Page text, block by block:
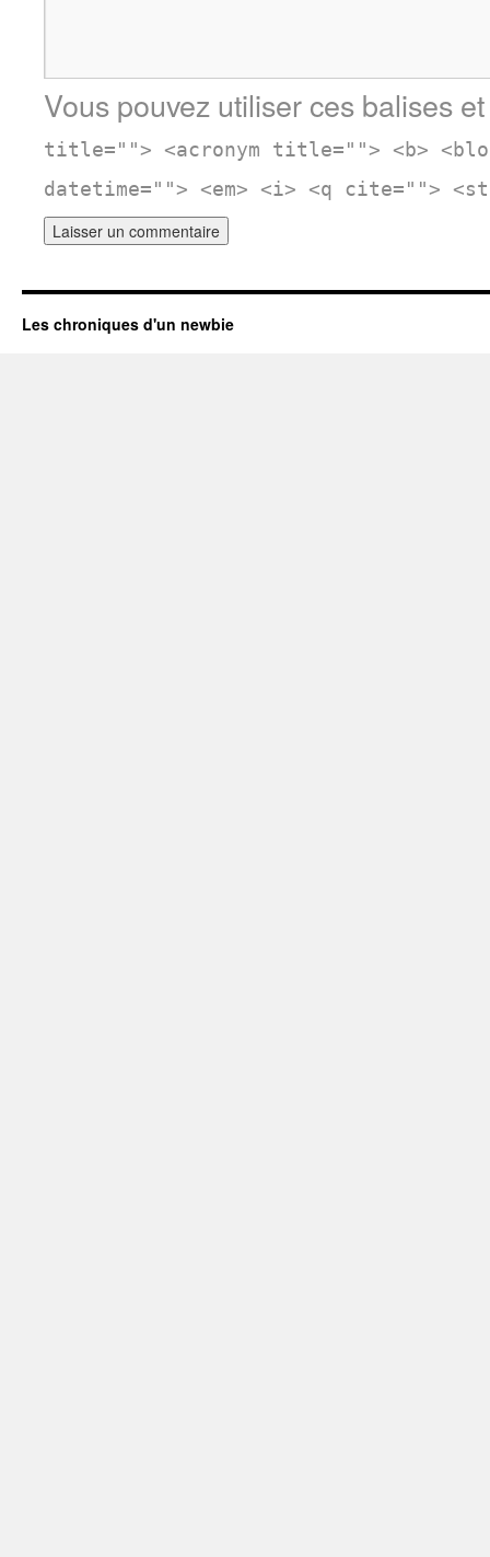
Vous pouvez utiliser ces balises
title=""> <acronym title=""> <b>
datetime=""> <em> <i> <q cite="">
Les chroniques d'un newbie